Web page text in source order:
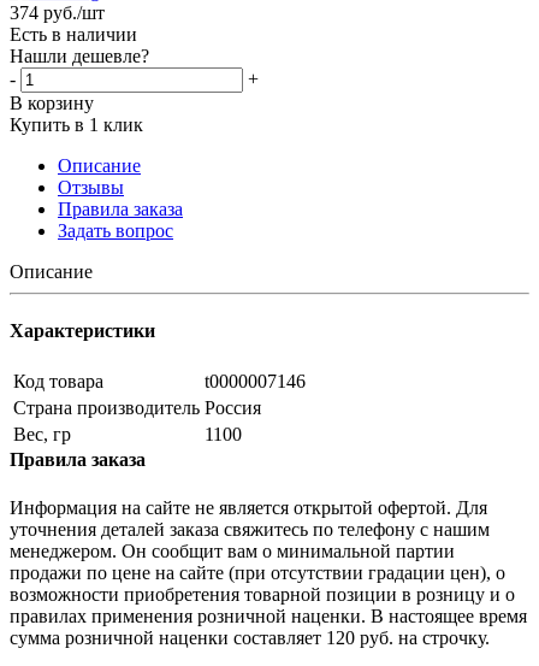
374 руб./шт
Есть в наличии
Нашли дешевле?
-
+
В корзину
Купить в 1 клик
Описание
Отзывы
Правила заказа
Задать вопрос
Описание
Характеристики
Код товара
t0000007146
Страна производитель Россия
Вес, гр
1100
Правила заказа
Информация на сайте не является открытой офертой. Для
уточнения деталей заказа свяжитесь по телефону с нашим
менеджером. Он сообщит вам о минимальной партии
продажи по цене на сайте (при отсутствии градации цен), о
возможности приобретения товарной позиции в розницу и о
правилах применения розничной наценки. В настоящее время
сумма розничной наценки составляет 120 руб. на строчку.